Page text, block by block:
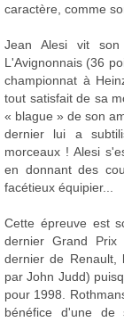
caractère, comme
Jean Alesi vit son
L'Avignonnais (36
championnat à
tout satisfait de sa
« blague » de son
dernier lui a
morceaux ! Alesi
en donnant des
facétieux équipier...
Cette épreuve est
dernier Grand
dernier de Renault,
par John Judd)
pour 1998.
bénéfice d'une de